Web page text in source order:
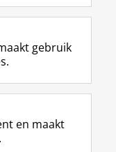
R
S
-
f
e
R
I
n
t
r
m
Y
o
T
e
k
gebruik
en maakt